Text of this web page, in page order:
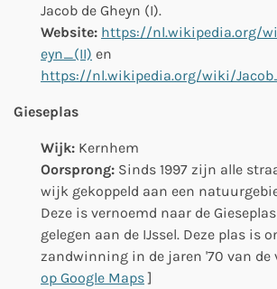
Jacob de Gheyn (I).
Website: https://nl.wikipedia.org/
eyn_(II) en
https://nl.wikipedia.org/wiki/
Gieseplas
Wijk: Kernhem
Oorsprong: Sinds 1997 zijn alle
wijk gekoppeld aan een
Deze is vernoemd naar de
gelegen aan de IJssel. Deze plas is
zandwinning in de jaren '70 van de
op Google Maps]